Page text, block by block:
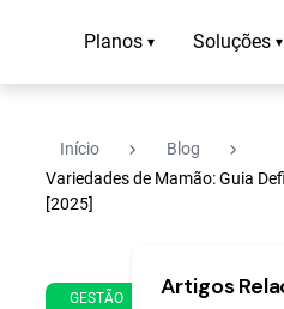
Planos ▾ Soluções ▾
Início navigate_next Blog navigate_next
Variedades de Mamão: Guia
[2025]
GESTÃO
de
min
Artigos